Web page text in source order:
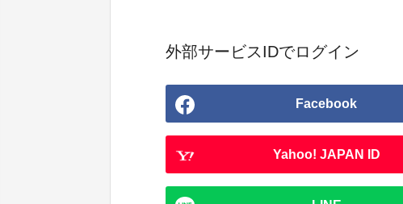
外部サービスIDでログイン
Facebook
Yahoo! JAPAN ID